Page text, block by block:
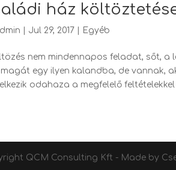
ház
Jul 29, 2017 Egyéb
nem mindennapos feladat, sőt,
magát egy ilyen kalandba, de vannak,
odahaza a megfelelő
QCM Consulting Kft - Made by